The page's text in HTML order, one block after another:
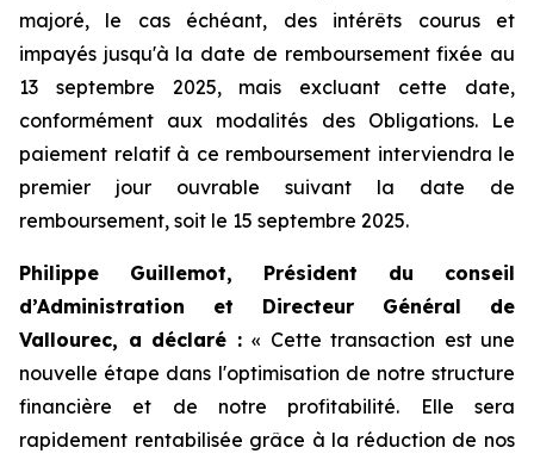
majoré, le cas échéant, des intérêts courus et
impayés jusqu'à la date de remboursement fixée au
13 septembre 2025, mais excluant cette date,
conformément aux modalités des Obligations. Le
paiement relatif à ce remboursement interviendra le
premier jour ouvrable suivant la date de
remboursement, soit le 15 septembre 2025.
Philippe Guillemot, Président du conseil
d’Administration et Directeur Général de
Vallourec, a déclaré : « Cette transaction est une
nouvelle étape dans l'optimisation de notre structure
financière et de notre profitabilité. Elle sera
rapidement rentabilisée grâce à la réduction de nos